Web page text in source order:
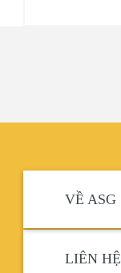
VỀ ASG
LIÊN HỆ